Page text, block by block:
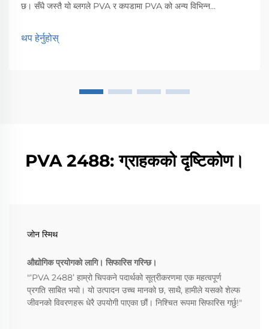
छ। सँधै जस्तै यो ब्लगले PVA र कपडामा PVA को अन्य विभिन्न
प्रवृत्तिहरूमा केन्द्रित हुनेछ। कामको रूपमा ...
थप हेर्नुहोस्
PVA 2488: ग्राहकको दृष्टिकोण।
जोन स्मिथ
औद्योगिक प्रयोगको लागि। सिफारिस गरिन्छ।
"‘PVA 2488’ हाम्रो चिपकने पदार्थको सूत्रीकरणमा एक महत्वपूर्ण
प्रगति साबित भयो। यो उत्पादन उच्च मानको छ, साथै, हामीले यसको शेल्फ
जीवनको विवरणहरू धेरै उपयोगी पाएका छौं। निश्चित रूपमा सिफारिस गर्छु!"